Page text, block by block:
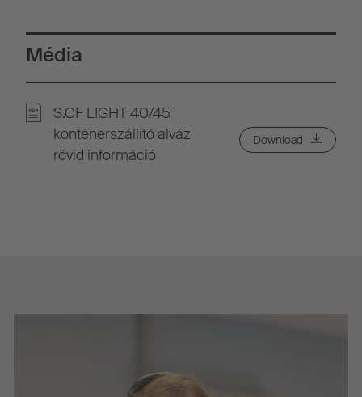
Média
S.CF LIGHT 40/45
konténerszállító alváz
rövid információ
Download